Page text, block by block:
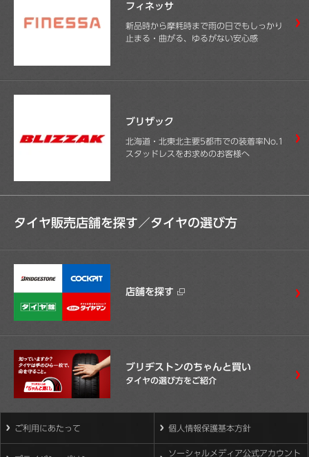
フィネッサ
新品時から摩耗時まで雨の日でもしっかり
止まる・曲がる、ゆるがない安心感
ブリザック
北海道・北東北主要5都市での装着率No.1
スタッドレスをお求めのお客様へ
タイヤ販売店舗を探す／タイヤの選び方
店舗を探す
ブリヂストンのちゃんと買い
タイヤの選び方をご紹介
ご利用にあたって 個人情報保護基本方針
ソーシャルメディア公式アカウント